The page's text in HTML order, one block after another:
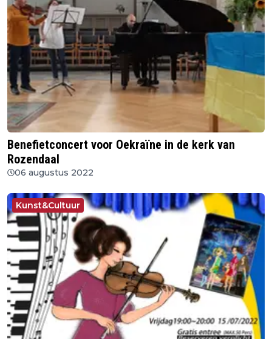
Benefietconcert voor Oekraïne in de kerk van
Rozendaal
06 augustus 2022
Kunst&Cultuur